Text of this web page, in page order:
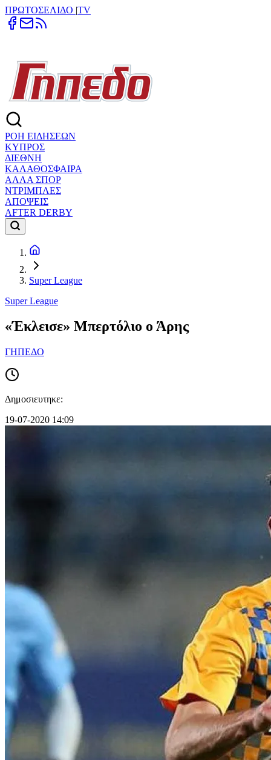
ΠΡΩΤΟΣΕΛΙΔΟ |TV
ΡΟΗ ΕΙΔΗΣΕΩΝ
ΚΥΠΡΟΣ
ΔΙΕΘΝΗ
ΚΑΛΑΘΟΣΦΑΙΡΑ
ΑΛΛΑ ΣΠΟΡ
ΝΤΡΙΜΠΛΕΣ
ΑΠΟΨΕΙΣ
AFTER DERBY
Super League
Super League
«Έκλεισε» Μπερτόλιο ο Άρης
ΓΗΠΕΔΟ
Δημοσιευτηκε:
19-07-2020 14:09